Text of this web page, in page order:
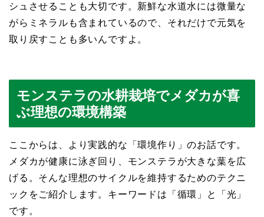
シュさせることも大切です。新鮮な水道水には微量な
がらミネラルも含まれているので、それだけで元気を
取り戻すことも多いんですよ。
モンステラの水耕栽培でメダカが喜
ぶ理想の環境構築
ここからは、より実践的な「環境作り」のお話です。
メダカが健康に泳ぎ回り、モンステラが大きな葉を広
げる。そんな理想のサイクルを維持するためのテクニ
ックをご紹介します。キーワードは「循環」と「光」
です。